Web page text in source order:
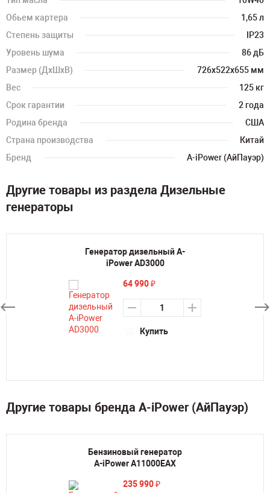
Обьем картера
1,65 л
Степень защиты
IP23
Уровень шума
86 дБ
Размер (ДхШхВ)
726х522х655 мм
Вес
125 кг
Срок гарантии
2 года
Родина бренда
США
Страна производства
Китай
Бренд
A-iPower (АйПауэр)
Другие товары из раздела Дизельные
генераторы
Генератор дизельный A-
iPower AD3000
64 990₽
Купить
Другие товары бренда A-iPower (АйПауэр)
Бензиновый генератор
A-iPower A11000EAX
235 990₽